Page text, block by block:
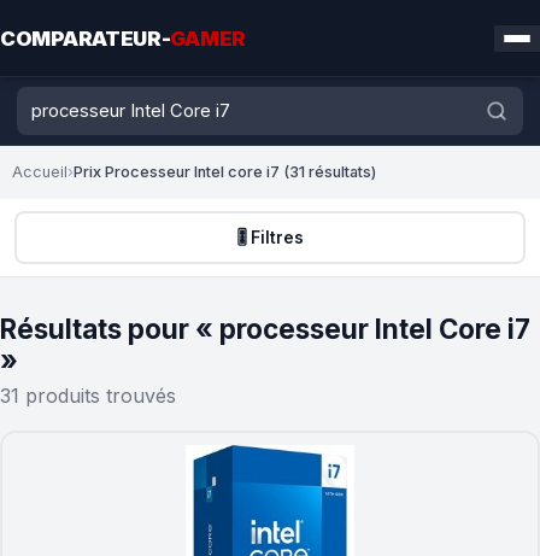
COMPARATEUR-GAMER
Accueil›Prix Processeur Intel core i7 (31 résultats)
🎚️ Filtres
Résultats pour « processeur Intel Core i7
»
31 produits trouvés